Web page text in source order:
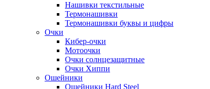
Нашивки текстильные
Термонашивки
Термонашивки буквы и цифры
Очки
Кибер-очки
Мотоочки
Очки солнцезащитные
Очки Хиппи
Ошейники
Ошейники Hard Steel